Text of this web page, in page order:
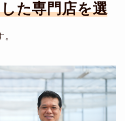
た専門店を選